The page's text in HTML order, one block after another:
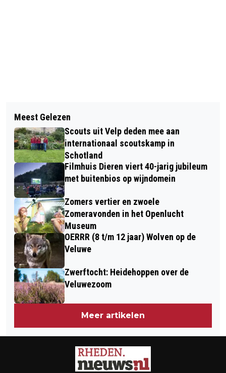
INNOFORTE START MET FIJN-
PROEVERS
MAAK KANS OP €5000 VOOR UW
VRIJWILLIGERSPROJECT
Meest Gelezen
Scouts uit Velp deden mee aan
internationaal scoutskamp in
Schotland
Filmhuis Dieren viert 40-jarig jubileum
met buitenbios op wijndomein
Zomers vertier en zwoele
Zomeravonden in het Openlucht
Museum
OERRR (8 t/m 12 jaar) Wolven op de
Veluwe
Zwerftocht: Heidehoppen over de
Veluwezoom
Meer artikelen